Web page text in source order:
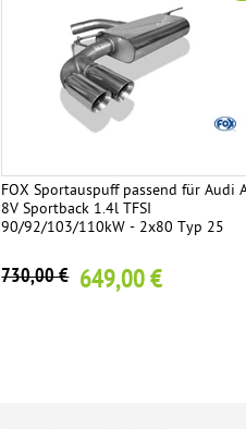
FOX Sportauspuff passend für Audi
8V Sportback 1.4l TFSI
90/92/103/110kW - 2x80 Typ 25
730,00 € 649,00 €